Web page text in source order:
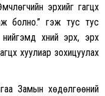
эрхийг гагцхүү
болно.” гэж тус тус
нийгэмд хүний эрх, эрх
хуулиар зохицуулах
Замын хөдөлгөөний